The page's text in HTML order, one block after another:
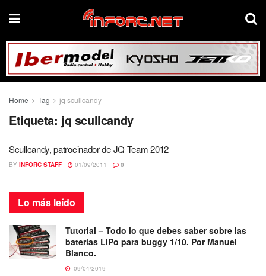
Home Tag jq scullcandy
Etiqueta: jq scullcandy
Scullcandy, patrocinador de JQ Team 2012
BY INFORC STAFF 01/09/2011 0
Lo más leído
Tutorial – Todo lo que debes saber sobre las
baterías LiPo para buggy 1/10. Por Manuel
Blanco.
09/04/2019